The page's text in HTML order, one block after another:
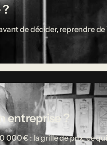
?
de décider, reprendre
entreprise ?
€ : la grille de prix, ce